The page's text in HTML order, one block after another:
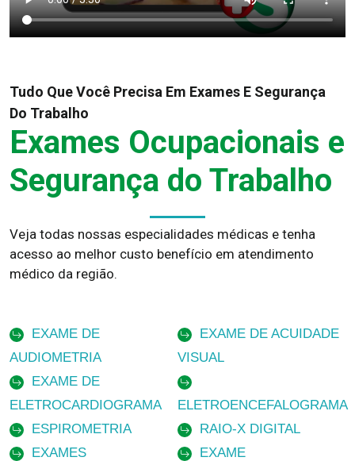
Tudo Que Você Precisa Em Exames E Segurança
Do Trabalho
Exames Ocupacionais e
Segurança do Trabalho
Veja todas nossas especialidades médicas e tenha
acesso ao melhor custo benefício em atendimento
médico da região.
EXAME DE
AUDIOMETRIA
EXAME DE ACUIDADE
VISUAL
EXAME DE
ELETROCARDIOGRAMA
ELETROENCEFALOGRAMA
ESPIROMETRIA
RAIO-X DIGITAL
EXAMES
EXAME